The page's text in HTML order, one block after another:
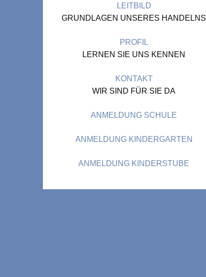
LEITBILD
GRUNDLAGEN UNSERES HANDELNS
PROFIL
LERNEN SIE UNS KENNEN
KONTAKT
WIR SIND FÜR SIE DA
ANMELDUNG SCHULE
ANMELDUNG KINDERGARTEN
ANMELDUNG KINDERSTUBE